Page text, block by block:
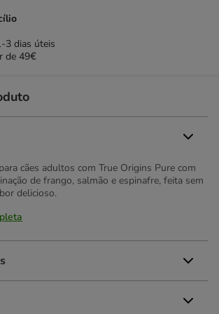
3 dias úteis
de 49€
cães adultos com True Origins Pure com
de frango, salmão e espinafre, feita sem
delicioso.